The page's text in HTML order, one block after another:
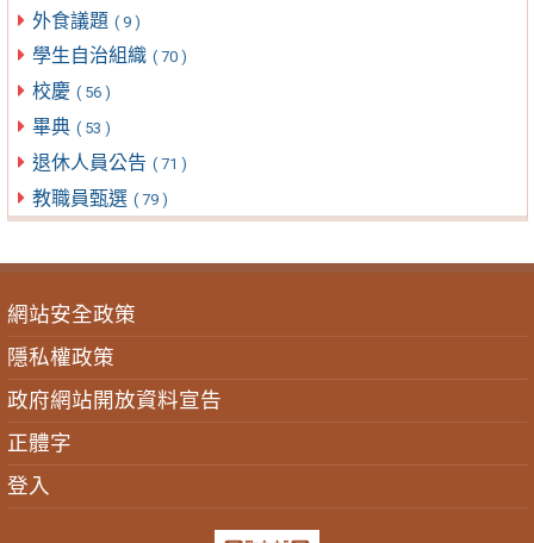
外食議題 ( 9 )
學生自治組織 ( 70 )
校慶 ( 56 )
畢典 ( 53 )
退休人員公告 ( 71 )
教職員甄選 ( 79 )
網站安全政策
隱私權政策
政府網站開放資料宣告
正體字
登入